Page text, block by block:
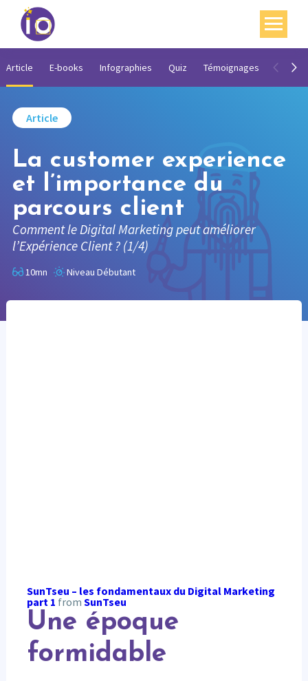
Vos enjeux
Académie
Ressources
Agenda
Contact
Mon compte
English
Article E-books Infographies Quiz Témoignages Vidéos
Article
La customer experience
et l’importance du
parcours client
Comment le Digital Marketing peut améliorer
l’Expérience Client ? (1/4)
10mn Niveau Débutant
SunTseu – les fondamentaux du Digital Marketing
part 1 from SunTseu
Une époque
formidable